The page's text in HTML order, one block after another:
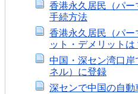
香港永久居民（パー
手続方法
香港永久居民（パー
ット・デメリットは
中国・深セン湾口
ネル）に登録
深センで中国の自